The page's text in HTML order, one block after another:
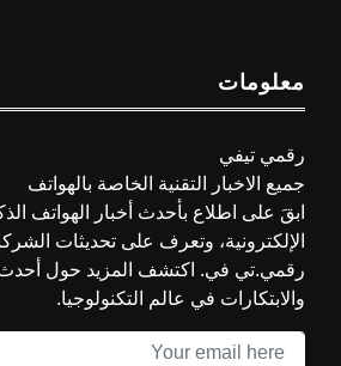
معلومات
رقمي تيفي
جميع الاخبار التقنية الخاصة بالهواتف
ابقَ على اطلاع بأحدث أخبار الهواتف
الإلكترونية، وتعرف على تحديثات
رقمي.تي في. اكتشف المزيد حول أحدث
والابتكارات في عالم التكنولوجيا.